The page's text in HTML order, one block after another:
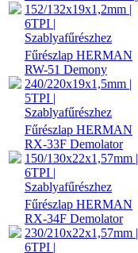
152/132x19x1,2mm |
6TPI |
Szablyafűrészhez
Fűrészlap HERMAN
RW-51 Demony
240/220x19x1,5mm |
5TPI |
Szablyafűrészhez
Fűrészlap HERMAN
RX-33F Demolator
150/130x22x1,57mm |
6TPI |
Szablyafűrészhez
Fűrészlap HERMAN
RX-34F Demolator
230/210x22x1,57mm |
6TPI |